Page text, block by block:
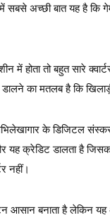
अच्छी बात यह है कि
में होता तो बहुत सारे
डालने का मतलब है कि
के डिजिटल
यह क्रेडिट डालता है
नहीं।
आसान बनाता है लेकिन यह